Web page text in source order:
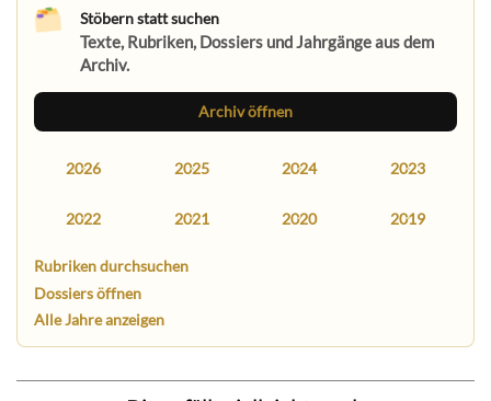
Stöbern statt suchen
Texte, Rubriken, Dossiers und Jahrgänge aus dem
Archiv.
Archiv öffnen
2026 2025 2024 2023
2022 2021 2020 2019
Rubriken durchsuchen
Dossiers öffnen
Alle Jahre anzeigen